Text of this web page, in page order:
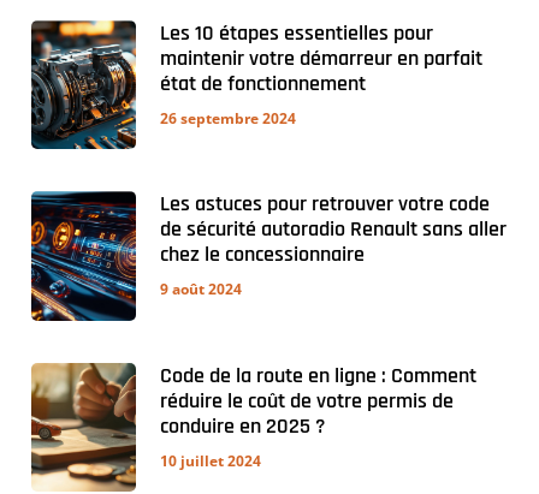
Les 10 étapes essentielles pour
maintenir votre démarreur en parfait
état de fonctionnement
26 septembre 2024
Les astuces pour retrouver votre code
de sécurité autoradio Renault sans aller
chez le concessionnaire
9 août 2024
Code de la route en ligne : Comment
réduire le coût de votre permis de
conduire en 2025 ?
10 juillet 2024